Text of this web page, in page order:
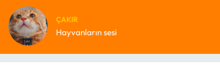
ÇAKIR
Hayvanların sesi